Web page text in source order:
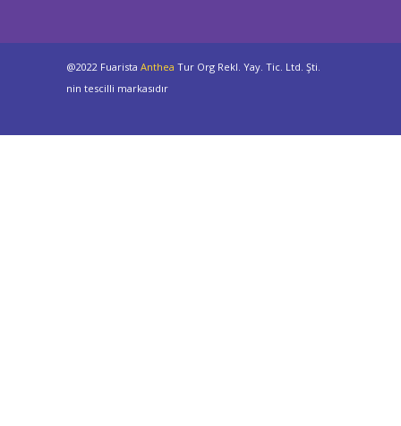
@2022 Fuarista Anthea Tur Org Rekl. Yay. Tic. Ltd. Şti.
nin tescilli markasıdır